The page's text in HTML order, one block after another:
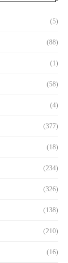
(5)
(88)
(1)
(58)
(4)
(377)
(18)
(234)
(326)
(138)
(210)
(16)